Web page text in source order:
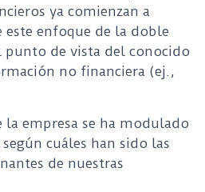
ya comienzan a
este enfoque de la doble
punto de vista del conocido
no financiera (ej.,
la empresa se ha modulado
cuáles han sido las
de nuestras